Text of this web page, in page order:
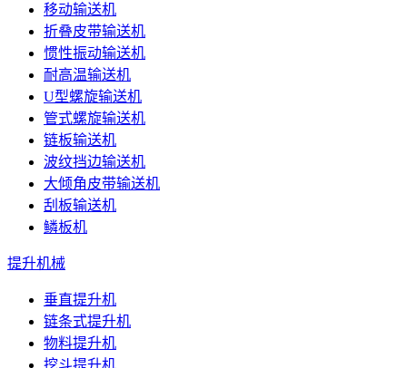
移动输送机
折叠皮带输送机
惯性振动输送机
耐高温输送机
U型螺旋输送机
管式螺旋输送机
链板输送机
波纹挡边输送机
大倾角皮带输送机
刮板输送机
鳞板机
提升机械
垂直提升机
链条式提升机
物料提升机
挖斗提升机